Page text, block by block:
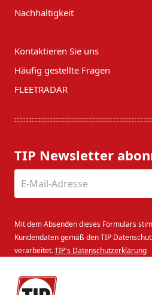
Nachhaltigkeit
Kontaktieren Sie uns
Häufig gestellte Fragen
FLEETRADAR
TIP Newsletter
Mit dem Absenden dieses Formulars
Kundendaten gemäß den TIP
verarbeitet.TIP's Datenschutzerklärung